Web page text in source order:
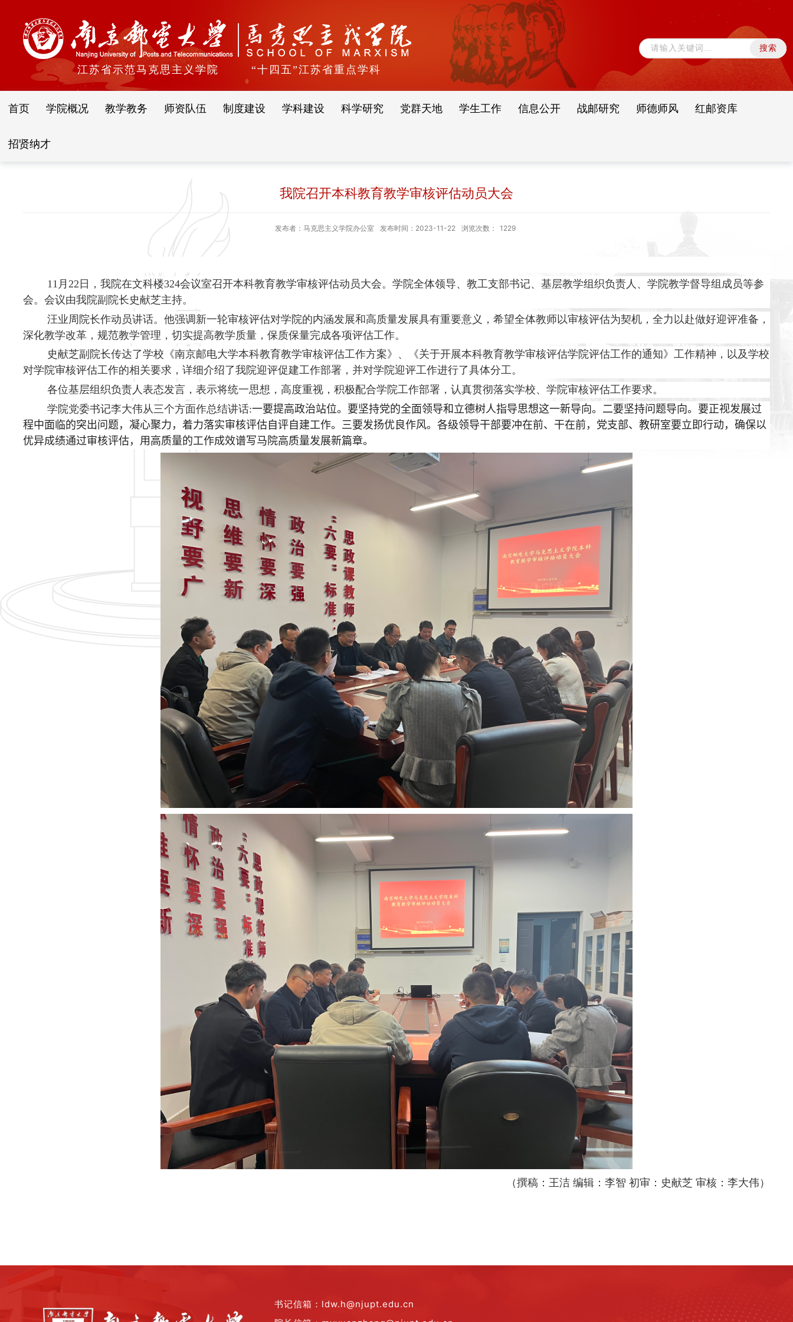
江苏省示范马克思主义学院 “十四五”江苏省重点学科
首页 学院概况 教学教务 师资队伍 制度建设 学科建设 科学研究 党群天地 学生工作 信息公开 战邮研究 师德师风 红邮资库
招贤纳才
我院召开本科教育教学审核评估动员大会
发布者：马克思主义学院办公室 发布时间：2023-11-22 浏览次数： 1229
11 月 22 日，我院在文科楼324会议室召开本科教育教学审核评估动员大会。学院全体领导、教工支部书记、基层教学组织负责人、学院教学督导组成员等参
会。会议由我院副院长史献芝主持。
汪业周院长作动员讲话。他强调新一轮审核评估对学院的内涵发展和高质量发展具有重要意义，希望全体教师以审核评估为契机，全力以赴做好迎评准备，
深化教学改革，规范教学管理，切实提高教学质量，保质保量完成各项评估工作。
史献芝副院长传达了学校《南京邮电大学本科教育教学审核评估工作方案》、《关于开展本科教育教学审核评估学院评估工作的通知》工作精神，以及学校
对学院审核评估工作的相关要求，详细介绍了我院迎评促建工作部署，并对学院迎评工作进行了具体分工。
各位基层组织负责人表态发言，表示将统一思想，高度重视，积极配合学院工作部署，认真贯彻落实学校、学院审核评估工作要求。
学院党委书记李大伟从三个方面作总结讲话:一要提高政治站位。要坚持党的全面领导和立德树人指导思想这一新导向。 二要坚持问题导向。要正视发展过
程中面临的突出问题，凝心聚力，着力落实审核评估自评自建工作。 三要发扬优良作风。各级领导干部要冲在前、干在前，党支部、教研室要立即行动，确保以
优异成绩通过审核评估，用高质量的工作成效谱写马院高质量发展新篇章。
（撰稿：王洁 编辑：李智 初审：史献芝 审核：李大伟）
书记信箱：ldw.h@njupt.edu.cn